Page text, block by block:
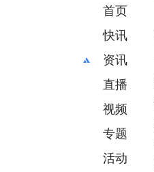
首页
快讯
资讯
推荐
财经
项目推荐
安徽
直播
视频
专题
活动